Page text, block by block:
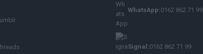
WhatsApp:0162 862 71 99
Signal:0162 862 71 99